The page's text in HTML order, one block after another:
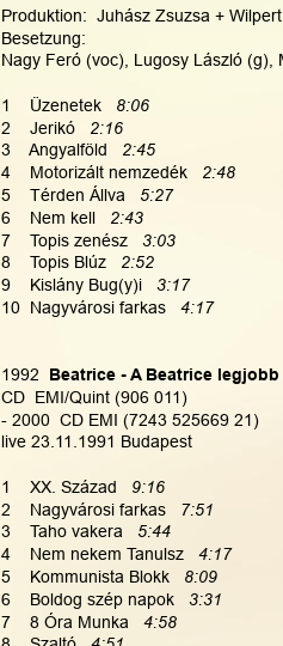
Produktion:  Juhász Zsuzsa +
Besetzung:
Nagy Feró (voc), Lugosy László (g),
1    Üzenetek 8:06
2    Jerikó 2:16
3    Angyalföld 2:45
4    Motorizált nemzedék 2:48
5    Térden Állva 5:27
6    Nem kell 2:43
7    Topis zenész 3:03
8    Topis Blúz 2:52
9    Kislány Bug(y)i
3:17
10  Nagyvárosi farkas 4:17
1992
Beatrice - A Beatrice legjobb
CD  EMI/Quint (906 011)
- 2000  CD EMI (7243 525669 21)
live 23.11.1991 Budapest
1    XX. Század 9:16
2    Nagyvárosi farkas 7:51
3    Taho vakera
5:44
4    Nem nekem Tanulsz 4:17
5    Kommunista Blokk
  8:09
6    Boldog szép napok 3:31
7    8 Óra Munka 4:58